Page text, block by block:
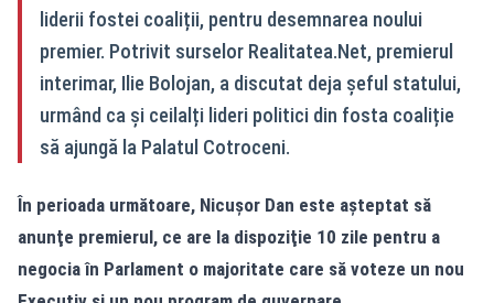
liderii fostei coaliții, pentru desemnarea noului
premier. Potrivit surselor Realitatea.Net, premierul
interimar, Ilie Bolojan, a discutat deja șeful statului,
urmând ca și ceilalți lideri politici din fosta coaliție
să ajungă la Palatul Cotroceni.
În perioada următoare, Nicușor Dan este aşteptat să
anunţe premierul, ce are la dispoziţie 10 zile pentru a
negocia în Parlament o majoritate care să voteze un nou